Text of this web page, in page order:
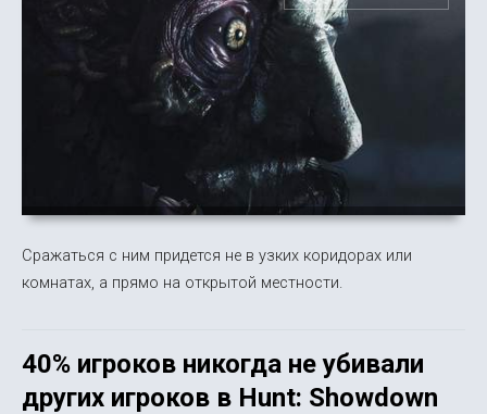
Сражаться с ним придется не в узких коридорах или
комнатах, а прямо на открытой местности.
40% игроков никогда не убивали
других игроков в Hunt: Showdown